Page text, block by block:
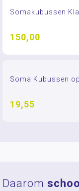
Somakubussen
150,00
Soma Kubussen
19,55
Daarom